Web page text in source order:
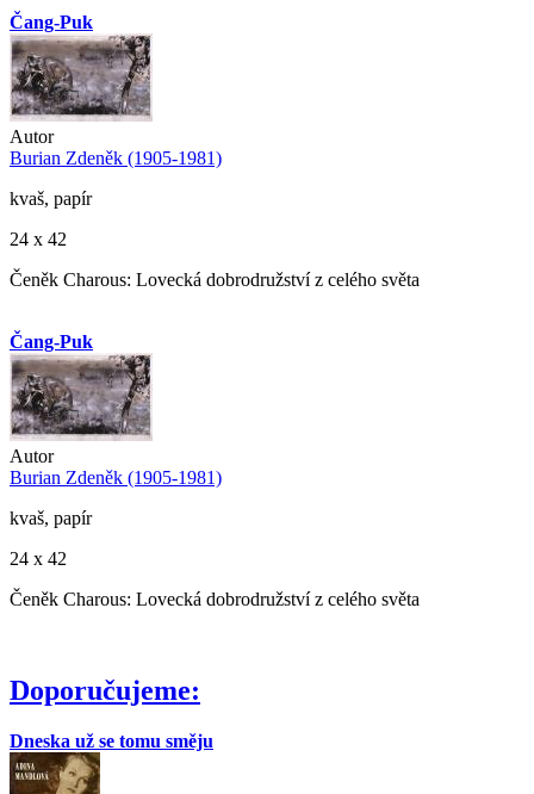
Čang-Puk
Autor
Burian Zdeněk (1905-1981)
kvaš, papír
24 x 42
Čeněk Charous: Lovecká dobrodružství z celého světa
Čang-Puk
Autor
Burian Zdeněk (1905-1981)
kvaš, papír
24 x 42
Čeněk Charous: Lovecká dobrodružství z celého světa
Doporučujeme:
Dneska už se tomu směju